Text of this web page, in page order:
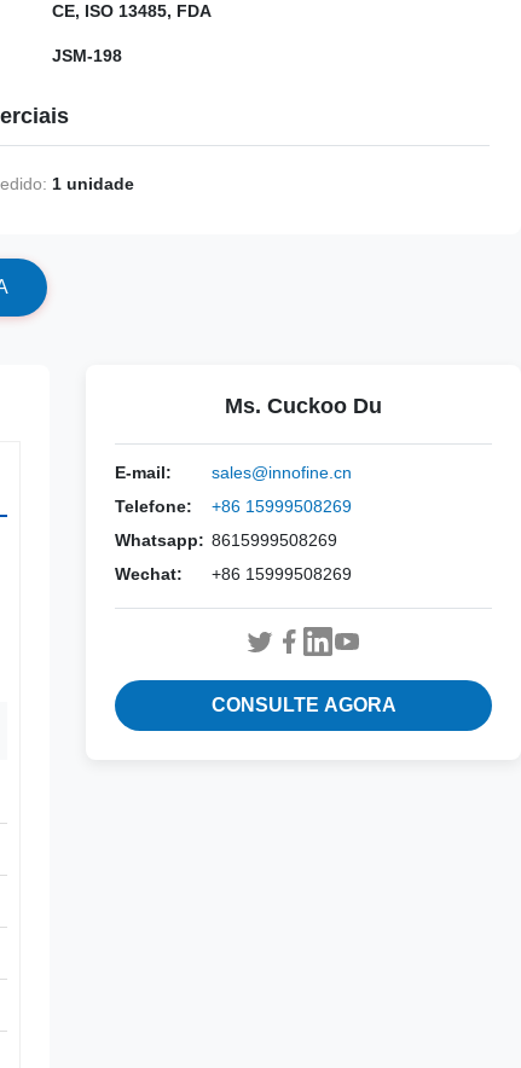
CE, ISO 13485, FDA
JSM-198
1 unidade
Ms. Cuckoo Du
E-mail:
sales@innofine.cn
Telefone:
+86 15999508269
Whatsapp: 8615999508269
Wechat:
+86 15999508269
CONSULTE AGORA